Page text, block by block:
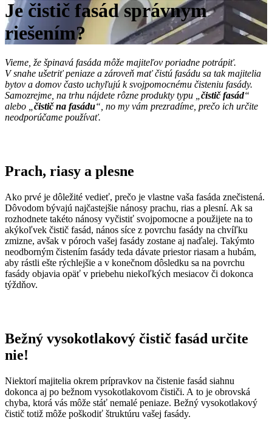
Je čistič fasád správnym
riešením?
Vieme, že špinavá fasáda môže majiteľov poriadne potrápiť.
V snahe ušetriť peniaze a zároveň mať čistú fasádu sa tak majitelia
bytov a domov často uchyľujú k svojpomocnému čisteniu fasády.
Samozrejme, na trhu nájdete rôzne produkty typu „čistič fasád“
alebo „čistič na fasádu“, no my vám prezradíme, prečo ich určite
neodporúčame používať.
Prach, riasy a plesne
Ako prvé je dôležité vedieť, prečo je vlastne vaša fasáda znečistená.
Dôvodom bývajú najčastejšie nánosy prachu, rias a plesní. Ak sa
rozhodnete takéto nánosy vyčistiť svojpomocne a použijete na to
akýkoľvek čistič fasád, nános síce z povrchu fasády na chvíľku
zmizne, avšak v póroch vašej fasády zostane aj naďalej. Takýmto
neodborným čistením fasády teda dávate priestor riasam a hubám,
aby rástli ešte rýchlejšie a v konečnom dôsledku sa na povrchu
fasády objavia opäť v priebehu niekoľkých mesiacov či dokonca
týždňov.
Bežný vysokotlakový čistič fasád určite
nie!
Niektorí majitelia okrem prípravkov na čistenie fasád siahnu
dokonca aj po bežnom vysokotlakovom čističi. A to je obrovská
chyba, ktorá vás môže stáť nemalé peniaze. Bežný vysokotlakový
čistič totiž môže poškodiť štruktúru vašej fasády.